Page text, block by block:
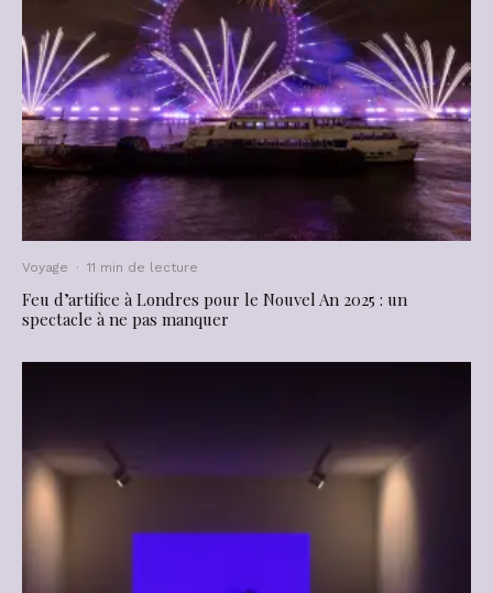
Voyage · 11 min de lecture
Feu d’artifice à Londres pour le Nouvel An 2025 : un
spectacle à ne pas manquer